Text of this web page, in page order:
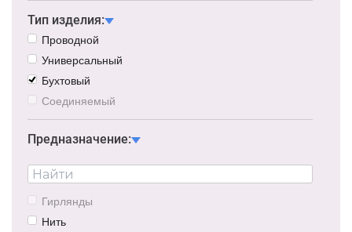
0.3м
Тип изделия:
Проводной
Универсальный
Бухтовый
Соединяемый
Предназначение:
Гирлянды
Нить